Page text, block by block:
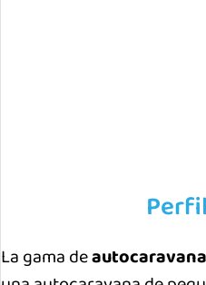
La gama de